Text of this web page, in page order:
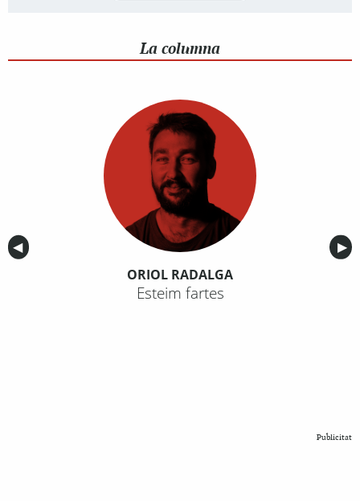
La columna
Anterior
◀︎ ▶︎
ORIOL RADALGA
Esteim fartes
Publicitat